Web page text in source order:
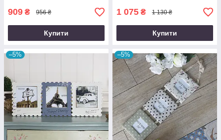
909 ₴ 956 ₴
Купити
1 075 ₴ 1 130 ₴
Купити
–5% –5%